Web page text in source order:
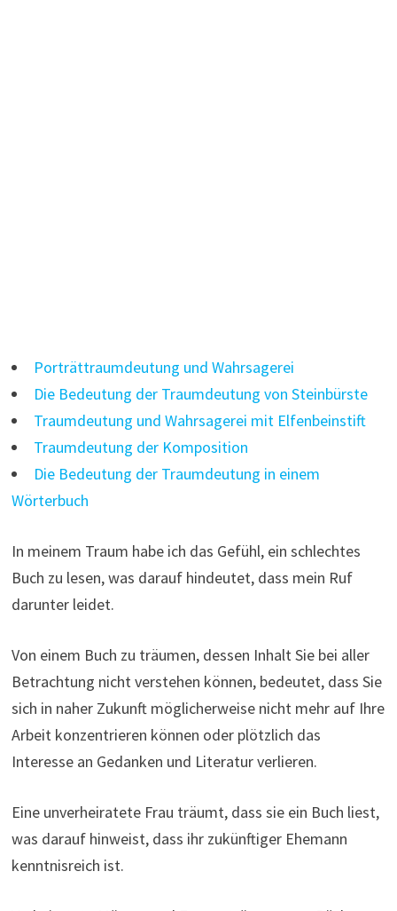
Porträttraumdeutung und Wahrsagerei
Die Bedeutung der Traumdeutung von Steinbürste
Traumdeutung und Wahrsagerei mit Elfenbeinstift
Traumdeutung der Komposition
Die Bedeutung der Traumdeutung in einem
Wörterbuch
In meinem Traum habe ich das Gefühl, ein schlechtes
Buch zu lesen, was darauf hindeutet, dass mein Ruf
darunter leidet.
Von einem Buch zu träumen, dessen Inhalt Sie bei aller
Betrachtung nicht verstehen können, bedeutet, dass Sie
sich in naher Zukunft möglicherweise nicht mehr auf Ihre
Arbeit konzentrieren können oder plötzlich das
Interesse an Gedanken und Literatur verlieren.
Eine unverheiratete Frau träumt, dass sie ein Buch liest,
was darauf hinweist, dass ihr zukünftiger Ehemann
kenntnisreich ist.